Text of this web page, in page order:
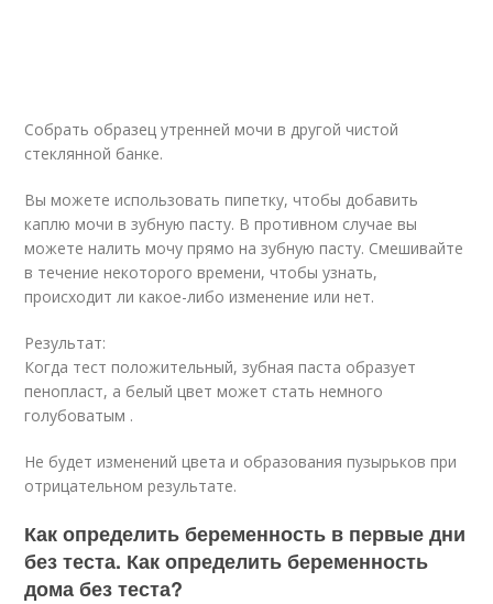
Собрать образец утренней мочи в другой чистой
стеклянной банке.
Вы можете использовать пипетку, чтобы добавить
каплю мочи в зубную пасту. В противном случае вы
можете налить мочу прямо на зубную пасту. Смешивайте
в течение некоторого времени, чтобы узнать,
происходит ли какое-либо изменение или нет.
Результат:
Когда тест положительный, зубная паста образует
пенопласт, а белый цвет может стать немного
голубоватым .
Не будет изменений цвета и образования пузырьков при
отрицательном результате.
Как определить беременность в первые дни
без теста. Как определить беременность
дома без теста?